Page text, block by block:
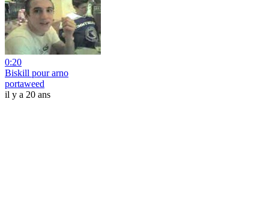
0:20
Biskill pour arno
portaweed
il y a 20 ans